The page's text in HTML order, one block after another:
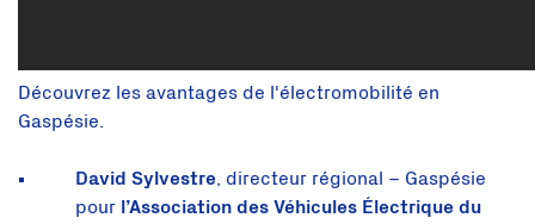
Découvrez les avantages de l'électromobilité en
Gaspésie.
David Sylvestre, directeur régional – Gaspésie
pour l’Association des Véhicules Électrique du